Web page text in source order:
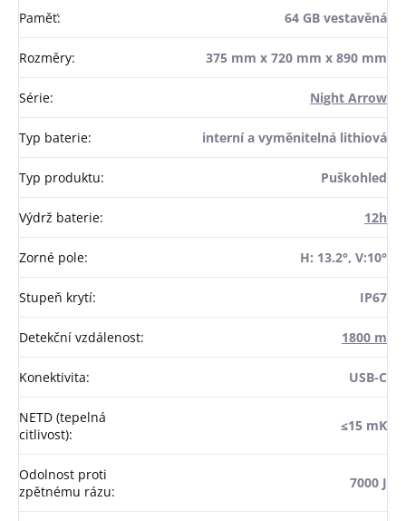
Paměť: 64 GB vestavěná
Rozměry: 375 mm x 720 mm x 890 mm
Série: Night Arrow
Typ baterie: interní a vyměnitelná lithiová
Typ produktu: Puškohled
Výdrž baterie: 12h
Zorné pole: H: 13.2°, V:10°
Stupeň krytí: IP67
Detekční vzdálenost: 1800 m
Konektivita: USB-C
NETD (tepelná
citlivost):
≤15 mK
Odolnost proti
zpětnému rázu:
7000 J